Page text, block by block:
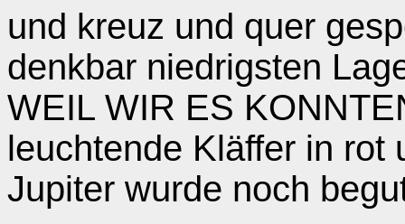
und kreuz und quer
denkbar niedrigsten
WEIL WIR ES
leuchtende Kläffer in rot
Jupiter wurde noch